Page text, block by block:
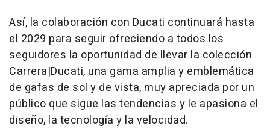
Así, la colaboración con Ducati continuará hasta
el 2029 para seguir ofreciendo a todos los
seguidores la oportunidad de llevar la colección
Carrera|Ducati, una gama amplia y emblemática
de gafas de sol y de vista, muy apreciada por un
público que sigue las tendencias y le apasiona el
diseño, la tecnología y la velocidad.